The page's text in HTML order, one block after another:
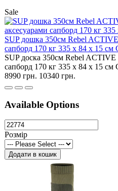
Sale
SUP дошка 350см Rebel
сапборд 170 кг 335 x 84 x 15 см
SUP доска 350см Rebel
сапборд 170 кг 335 x 84 x 15 см
8990 грн. 10340 грн.
Available Options
Розмір
Додати в кошик